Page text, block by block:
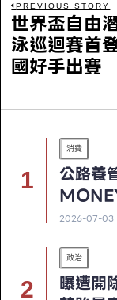
PREVIOUS STORY
世界盃自由
泳巡迴賽首
國好手出賽
消費
公路養
2026-07-03
政治
曝遭開